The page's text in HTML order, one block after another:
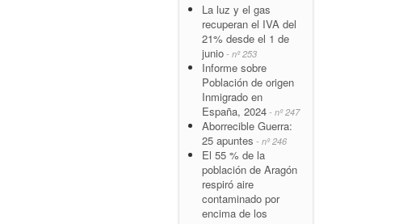
La luz y el gas
recuperan el IVA del
21% desde el 1 de
junio - nº 253
Informe sobre
Población de origen
Inmigrado en
España, 2024 - nº 247
Aborrecible Guerra:
25 apuntes - nº 246
El 55 % de la
población de Aragón
respiró aire
contaminado por
encima de los